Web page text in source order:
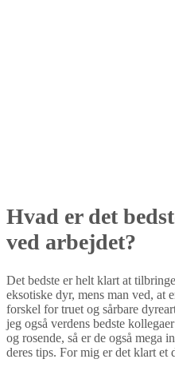
Hvad er det
ved arbejdet?
Det bedste er helt klart at
eksotiske dyr, mens man ved, at
forskel for truet og sårbare
jeg også verdens bedste
og rosende, så er de også mega
deres tips. For mig er det klart et